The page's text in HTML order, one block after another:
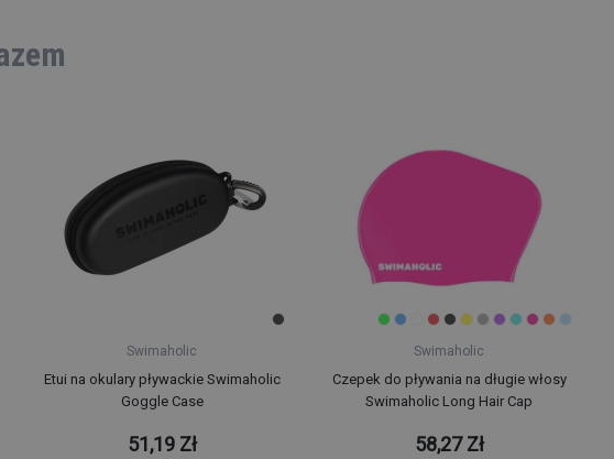
Swimaholic
Etui na okulary pływackie Swimaholic
Goggle Case
51,19 Zł
Swimaholic
Czepek do pływania na długie włosy
Swimaholic Long Hair Cap
58,27 Zł